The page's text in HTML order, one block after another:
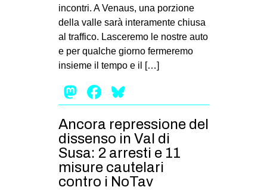
incontri. A Venaus, una porzione
della valle sarà interamente chiusa
al traffico. Lasceremo le nostre auto
e per qualche giorno fermeremo
insieme il tempo e il […]
Mastodon
Facebook
Ancora repressione del
dissenso in Val di
Susa: 2 arresti e 11
misure cautelari
contro i NoTav